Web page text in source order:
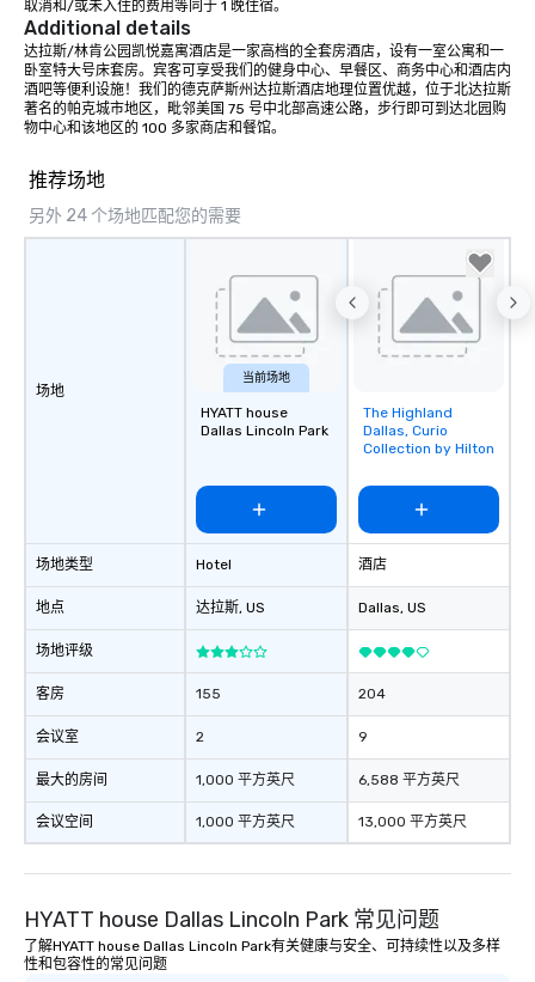
取消和/或未入住的费用等同于 1 晚住宿。
Additional details
达拉斯/林肯公园凯悦嘉寓酒店是一家高档的全套房酒店，设有一室公寓和一
卧室特大号床套房。宾客可享受我们的健身中心、早餐区、商务中心和酒店内
酒吧等便利设施！我们的德克萨斯州达拉斯酒店地理位置优越，位于北达拉斯
著名的帕克城市地区，毗邻美国 75 号中北部高速公路，步行即可到达北园购
物中心和该地区的 100 多家商店和餐馆。
推荐场地
另外 24 个场地匹配您的需要
场地
场地类型
地点
场地评级
客房
会议室
最大的房间
会议空间
当前场地
HYATT house
Dallas Lincoln Park
Hotel
达拉斯, US
155
2
1,000 平方英尺
1,000 平方英尺
Removed from
favorites
The Highland
Dallas, Curio
Collection by Hilton
酒店
Dallas, US
204
9
6,588 平方英尺
13,000 平方英尺
HYATT house Dallas Lincoln Park 常见问题
了解HYATT house Dallas Lincoln Park有关健康与安全、可持续性以及多样
性和包容性的常见问题